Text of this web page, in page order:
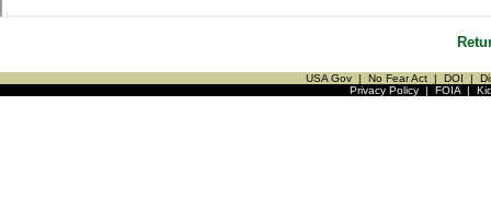
USA Gov | No Fear Act | DOI |
Privacy Policy| FOIA|